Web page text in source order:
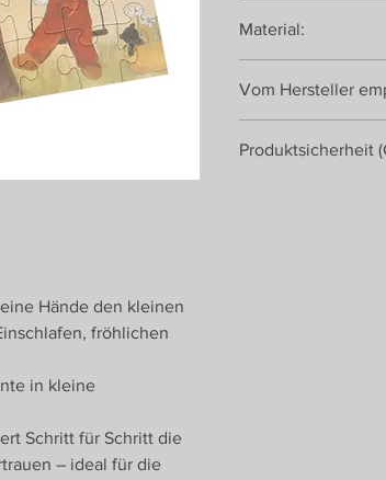
Hände den kleinen
fröhlichen
in kleine
Schritt für Schritt die
– ideal für die
Teileanzahl: 6, 9, 12
4 kindgerechte
Schwierigkeitsgrad
Material:
Vom Hersteller
Produktsicherheit